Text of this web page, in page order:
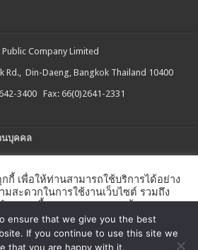
Public Company Limited
Rd., Din-Daeng, Bangkok Thailand 10400
3400 Fax: 66(0)2641-2331
นบุคคล
มูลสารสนเทศ
กี้ เพื่อให้ท่านสามารถใช้บริการได้อย่าง
สะดวกในการใช้งานเว็บไซต์ รวมถึง
ำเสนอเนื้อหาตรงตามความต้องการ
ษารายละเอียดเพิ่มเติมได้ใน นโยบาย
ensure that we give you the best
If you continue to use this site we
that you are happy with it.